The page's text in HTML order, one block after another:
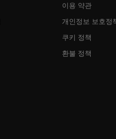
이용 약관
개인정보 보호정
쿠키 정책
환불 정책